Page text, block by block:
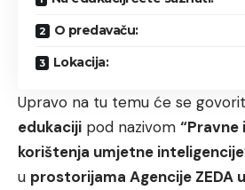
O predavaču:
Lokacija:
Upravo na tu temu će se
edukaciji pod nazivom “Pravne
korištenja umjetne
u prostorijama Agencije ZEDA